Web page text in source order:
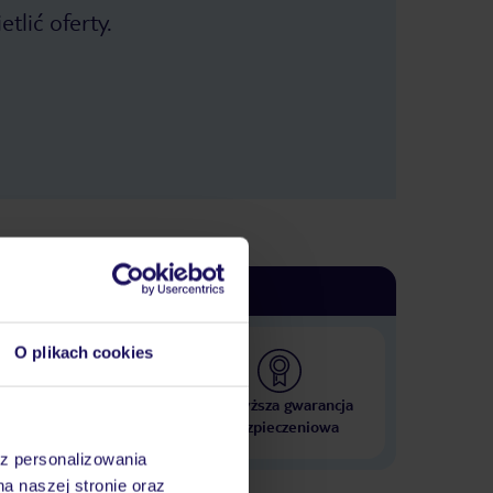
O plikach cookies
personalizowania
naszej stronie oraz
oferty.
Najwyższa gwarancja
ubezpieczeniowa